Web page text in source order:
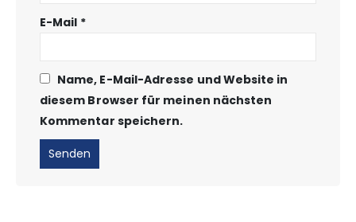
E-Mail *
Name, E-Mail-Adresse und Website in
diesem Browser für meinen nächsten
Kommentar speichern.